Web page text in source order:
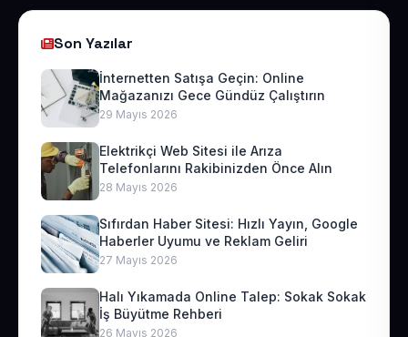
Son Yazılar
İnternetten Satışa Geçin: Online
Mağazanızı Gece Gündüz Çalıştırın
29 Mayıs 2026
Elektrikçi Web Sitesi ile Arıza
Telefonlarını Rakibinizden Önce Alın
28 Mayıs 2026
Sıfırdan Haber Sitesi: Hızlı Yayın, Google
Haberler Uyumu ve Reklam Geliri
27 Mayıs 2026
Halı Yıkamada Online Talep: Sokak Sokak
İş Büyütme Rehberi
26 Mayıs 2026